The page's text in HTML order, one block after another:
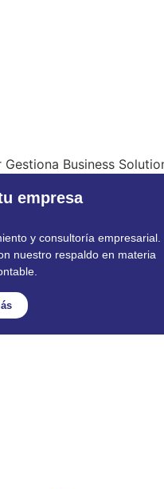
empresa
y consultoría empresarial.
nuestro respaldo en materia